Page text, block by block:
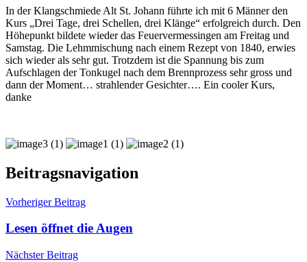
In der Klangschmiede Alt St. Johann führte ich mit 6 Männer den
Kurs „Drei Tage, drei Schellen, drei Klänge“ erfolgreich durch. Den
Höhepunkt bildete wieder das Feuervermessingen am Freitag und
Samstag. Die Lehmmischung nach einem Rezept von 1840, erwies
sich wieder als sehr gut. Trotzdem ist die Spannung bis zum
Aufschlagen der Tonkugel nach dem Brennprozess sehr gross und
dann der Moment… strahlender Gesichter…. Ein cooler Kurs,
danke
Beitragsnavigation
Vorheriger Beitrag
Lesen öffnet die Augen
Nächster Beitrag